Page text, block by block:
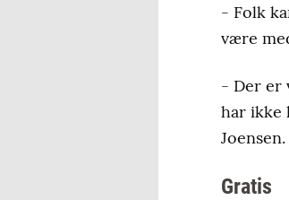
- Folk
være
- Der er
har ikke
Joensen.
Gratis